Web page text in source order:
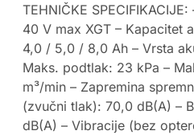
TEHNIČKE
40 V max XGT – Kapacitet
4,0 / 5,0 / 8,0 Ah – Vrsta
Maks. podtlak: 23 kPa –
m³/min – Zapremina
(zvučni tlak): 70,0 dB(A) –
dB(A) – Vibracije (bez